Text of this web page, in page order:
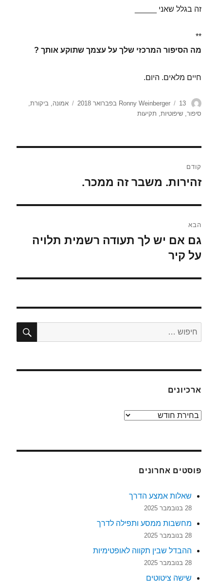
זה בגלל שאני _____
**
מה הסיפור המרכזי שלך על עצמך שתוקע אותך ?
חיים מלאים. היום.
מחבר Ronny Weinberger
פורסם
בתאריך
13 בפברואר 2018 תגיות
אמונה,ביקורת,
סיפור,שיפוטיות, תקיעות
קודם
הפוסט
זהירות. משבר זה ממכר.
הבא
הפוסט
הבא:
גם אם יש לך תעודה רשמית תלויה
על קיר
חפש:
ארכיונים
ארכיונים
פוסטים אחרונים
שאלות אמצע הדרך
28 בנובמבר 2025
מחשבות ממסע ותפילה לדרך
28 בנובמבר 2025
ההבדל שבין תקווה לאופטימיות
28 בנובמבר 2025
שישה ציטוטים